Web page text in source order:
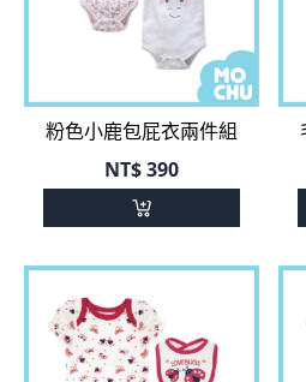
粉色小鹿包屁衣兩件組
NT$390